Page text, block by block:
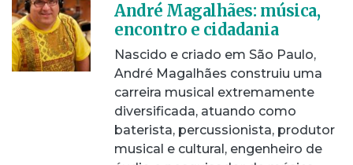
André Magalhães: música,
encontro e cidadania
Nascido e criado em São Paulo,
André Magalhães construiu uma
carreira musical extremamente
diversificada, atuando como
baterista, percussionista, produtor
musical e cultural, engenheiro de